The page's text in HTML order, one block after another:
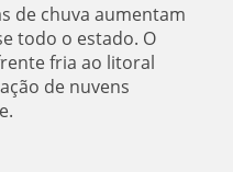
de chuva aumentam
todo o estado. O
fria ao litoral
de nuvens